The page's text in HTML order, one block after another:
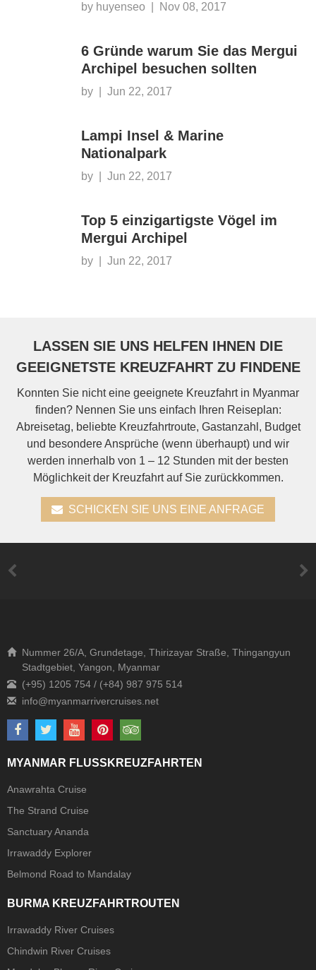
by huyenseo Nov 08, 2017
6 Gründe warum Sie das Mergui
Archipel besuchen sollten
by Jun 22, 2017
Lampi Insel & Marine
Nationalpark
by Jun 22, 2017
Top 5 einzigartigste Vögel im
Mergui Archipel
by Jun 22, 2017
LASSEN SIE UNS HELFEN IHNEN DIE
GEEIGNETSTE KREUZFAHRT ZU FINDENE
Konnten Sie nicht eine geeignete Kreuzfahrt in Myanmar
finden? Nennen Sie uns einfach Ihren Reiseplan:
Abreisetag, beliebte Kreuzfahrtroute, Gastanzahl, Budget
und besondere Ansprüche (wenn überhaupt) und wir
werden innerhalb von 1 – 12 Stunden mit der besten
Möglichkeit der Kreuzfahrt auf Sie zurückkommen.
SCHICKEN SIE UNS EINE ANFRAGE
Nummer 26/A, Grundetage, Thirizayar Straße, Thingangyun
Stadtgebiet, Yangon, Myanmar
(+95) 1205 754 / (+84) 987 975 514
MYANMAR FLUSSKREUZFAHRTEN
Anawrahta Cruise
The Strand Cruise
Sanctuary Ananda
Irrawaddy Explorer
Belmond Road to Mandalay
BURMA KREUZFAHRTROUTEN
Irrawaddy River Cruises
Chindwin River Cruises